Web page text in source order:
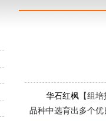
华石红枫 【组
品种中选育出多个